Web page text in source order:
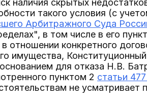
наличия скрытых
такого условия (с
Арбитражного Суда
в том числе в его
отношении конкретного
имущества,
для отказа Н.В.
пунктом 2 статьи
не усматривает